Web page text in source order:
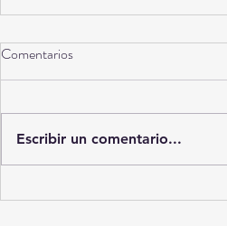
"Vuelva el próximo mes": las
Comentarios
Escribir un comentario...